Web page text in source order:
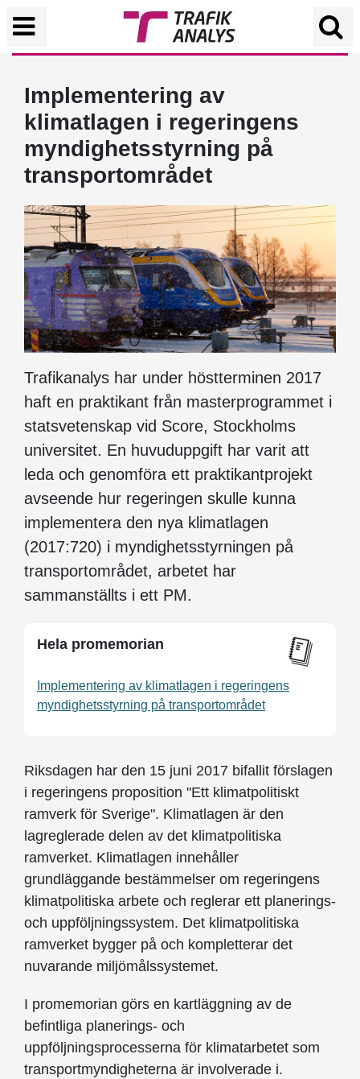
Implementering av
klimatlagen i regeringens
myndighetsstyrning på
transportområdet
Trafikanalys har under höstterminen 2017
haft en praktikant från masterprogrammet i
statsvetenskap vid Score, Stockholms
universitet. En huvuduppgift har varit att
leda och genomföra ett praktikantprojekt
avseende hur regeringen skulle kunna
implementera den nya klimatlagen
(2017:720) i myndighetsstyrningen på
transportområdet, arbetet har
sammanställts i ett PM.
Hela promemorian
Implementering av klimatlagen i regeringens
myndighetsstyrning på transportområdet
Riksdagen har den 15 juni 2017 bifallit förslagen
i regeringens proposition "Ett klimatpolitiskt
ramverk för Sverige". Klimatlagen är den
lagreglerade delen av det klimatpolitiska
ramverket. Klimatlagen innehåller
grundläggande bestämmelser om regeringens
klimatpolitiska arbete och reglerar ett planerings-
och uppföljningssystem. Det klimatpolitiska
ramverket bygger på och kompletterar det
nuvarande miljömålssystemet.
I promemorian görs en kartläggning av de
befintliga planerings- och
uppföljningsprocesserna för klimatarbetet som
transportmyndigheterna är involverade i.